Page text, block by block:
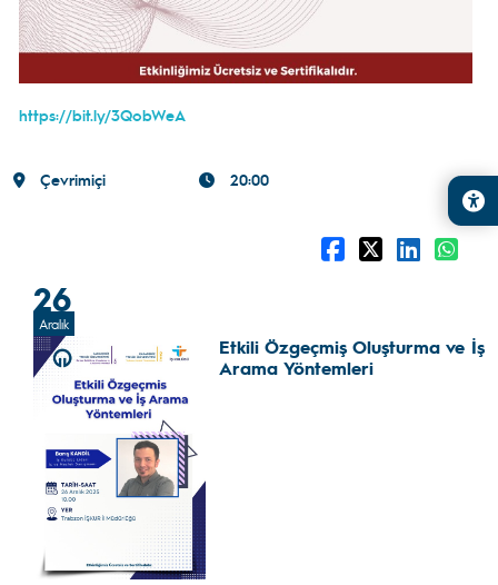
https://bit.ly/3QobWeA
Çevrimiçi 20:00
26
Aralık
Etkili Özgeçmiş Oluşturma ve İş
Arama Yöntemleri